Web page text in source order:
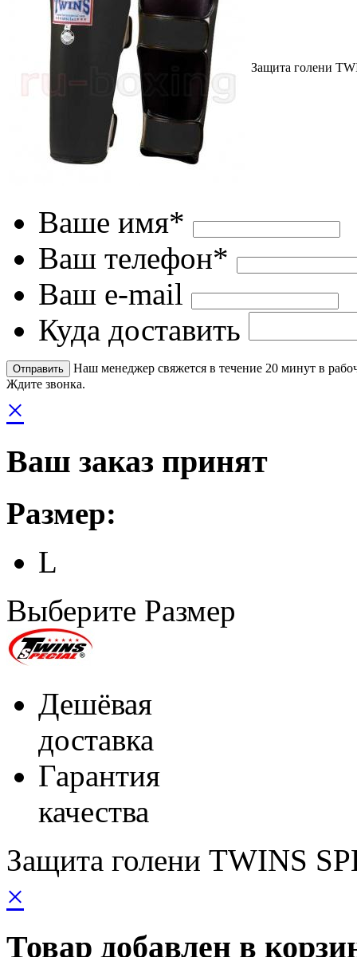
Защита голени
Ваше имя*
Ваш телефон*
Ваш e-mail
Куда доставить
Наш менеджер свяжется в течение 20 минут в
Ждите звонка.
×
Ваш заказ принят
Размер:
L
Выберите Размер
Дешёвая
доставка
Гарантия
качества
Защита голени TWINS
×
Товар добавлен в